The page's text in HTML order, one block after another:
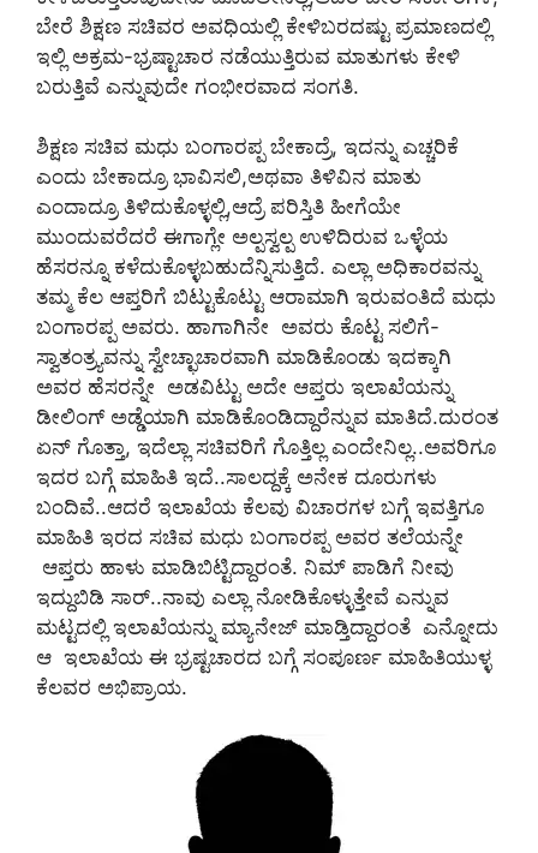
ಬೇರೆ ಶಿಕ್ಷಣ ಸಚಿವರ ಅವಧಿಯಲ್ಲಿ ಕೇಳಿಬರದಷ್ಟು ಪ್ರಮಾಣದಲ್ಲಿ
ಇಲ್ಲಿ ಅಕ್ರಮ-ಭ್ರಷ್ಟಾಚಾರ ನಡೆಯುತ್ತಿರುವ ಮಾತುಗಳು ಕೇಳಿ
ಬರುತ್ತಿವೆ ಎನ್ನುವುದೇ ಗಂಭೀರವಾದ ಸಂಗತಿ.
ಶಿಕ್ಷಣ ಸಚಿವ ಮಧು ಬಂಗಾರಪ್ಪ ಬೇಕಾದ್ರೆ, ಇದನ್ನು ಎಚ್ಚರಿಕೆ
ಎಂದು ಬೇಕಾದ್ರೂ ಭಾವಿಸಲಿ,ಅಥವಾ ತಿಳಿವಿನ ಮಾತು
ಎಂದಾದ್ರೂ ತಿಳಿದುಕೊಳ್ಳಲ್ಲಿ,ಆದ್ರೆ ಪರಿಸ್ತಿತಿ ಹೀಗೆಯೇ
ಮುಂದುವರೆದರೆ ಈಗಾಗ್ಲೇ ಅಲ್ಪಸ್ವಲ್ಪ ಉಳಿದಿರುವ ಒಳ್ಳೆಯ
ಹೆಸರನ್ನೂ ಕಳೆದುಕೊಳ್ಳಬಹುದೆನ್ನಿಸುತ್ತಿದೆ. ಎಲ್ಲಾ ಅಧಿಕಾರವನ್ನು
ತಮ್ಮ ಕೆಲ ಆಪ್ತರಿಗೆ ಬಿಟ್ಟುಕೊಟ್ಟು ಆರಾಮಾಗಿ ಇರುವಂತಿದೆ ಮಧು
ಬಂಗಾರಪ್ಪ ಅವರು. ಹಾಗಾಗಿನೇ ಅವರು ಕೊಟ್ಟ ಸಲಿಗೆ-
ಸ್ವಾತಂತ್ರ್ಯವನ್ನು ಸ್ವೇಚ್ಛಾಚಾರವಾಗಿ ಮಾಡಿಕೊಂಡು ಇದಕ್ಕಾಗಿ
ಅವರ ಹೆಸರನ್ನೇ ಅಡವಿಟ್ಟು ಅದೇ ಆಪ್ತರು ಇಲಾಖೆಯನ್ನು
ಡೀಲಿಂಗ್‌ ಅಡ್ಡೆಯಾಗಿ ಮಾಡಿಕೊಂಡಿದ್ದಾರೆನ್ನುವ ಮಾತಿದೆ.ದುರಂತ
ಏನ್‌ ಗೊತ್ತಾ, ಇದೆಲ್ಲಾ ಸಚಿವರಿಗೆ ಗೊತ್ತಿಲ್ಲ ಎಂದೇನಿಲ್ಲ..ಅವರಿಗೂ
ಇದರ ಬಗ್ಗೆ ಮಾಹಿತಿ ಇದೆ..ಸಾಲದ್ದಕ್ಕೆ ಅನೇಕ ದೂರುಗಳು
ಬಂದಿವೆ..ಆದರೆ ಇಲಾಖೆಯ ಕೆಲವು ವಿಚಾರಗಳ ಬಗ್ಗೆ ಇವತ್ತಿಗೂ
ಮಾಹಿತಿ ಇರದ ಸಚಿವ ಮಧು ಬಂಗಾರಪ್ಪ ಅವರ ತಲೆಯನ್ನೇ
ಆಪ್ತರು ಹಾಳು ಮಾಡಿಬಿಟ್ಟಿದ್ದಾರಂತೆ. ನಿಮ್‌ ಪಾಡಿಗೆ ನೀವು
ಇದ್ದುಬಿಡಿ ಸಾರ್..ನಾವು ಎಲ್ಲಾ ನೋಡಿಕೊಳ್ಳುತ್ತೇವೆ ಎನ್ನುವ
ಮಟ್ಟದಲ್ಲಿ ಇಲಾಖೆಯನ್ನು ಮ್ಯಾನೇಜ್‌ ಮಾಡ್ತಿದ್ದಾರಂತೆ ಎನ್ನೋದು
ಆ ಇಲಾಖೆಯ ಈ ಭ್ರಷ್ಟಚಾರದ ಬಗ್ಗೆ ಸಂಪೂರ್ಣ ಮಾಹಿತಿಯುಳ್ಳ
ಕೆಲವರ ಅಭಿಪ್ರಾಯ.